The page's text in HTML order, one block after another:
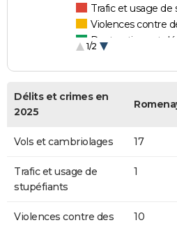
Trafic et usage de
Violences contre
Destructions et
1/2
Délits et crimes en
2025
Vols et cambriolages 17
Trafic et usage de
stupéfiants
1
Violences contre des
10